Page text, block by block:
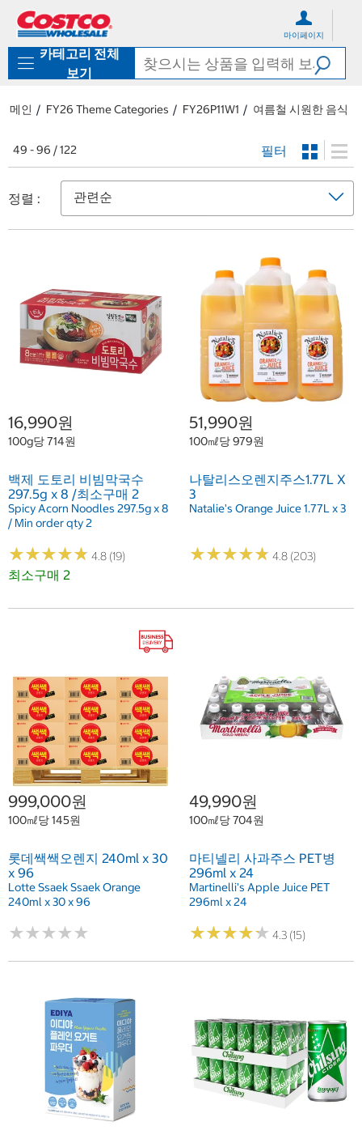
로
기
가
마이페이지
카테고리 전체
보기
메인 FY26 Theme Categories FY26P11W1 여름철 시원한 음식
49 - 96 / 122 필터
정렬 :
16,990원
100g당 714원
백제 도토리 비빔막국수
297.5g x 8 /최소구매 2
Spicy Acorn Noodles 297.5g x 8
/ Min order qty 2
★★★★★
★★★★★ 4.8 (19)
최소구매 2
51,990원
100㎖당 979원
나탈리스오렌지주스1.77L X
3
Natalie's Orange Juice 1.77L x 3
★★★★★
★★★★★ 4.8 (203)
999,000원
100㎖당 145원
롯데쌕쌕오렌지 240ml x 30
x 96
Lotte Ssaek Ssaek Orange
240ml x 30 x 96
★★★★★
★★★★★
49,990원
100㎖당 704원
마티넬리 사과주스 PET병
296ml x 24
Martinelli's Apple Juice PET
296ml x 24
★★★★★
★★★★★ 4.3 (15)